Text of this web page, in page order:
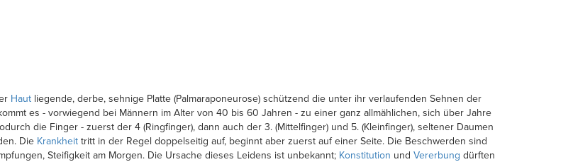
Haut liegende, derbe, sehnige Platte (Palmaraponeurose) schützend die unter ihr verlaufenden Sehnen der
es - vorwiegend bei Männern im Alter von 40 bis 60 Jahren - zu einer ganz allmählichen, sich über Jahre
die Finger - zuerst der 4 (Ringfinger), dann auch der 3. (Mittelfinger) und 5. (Kleinfinger), seltener Daumen
Die Krankheit tritt in der Regel doppelseitig auf, beginnt aber zuerst auf einer Seite. Die Beschwerden sind
Steifigkeit am Morgen. Die Ursache dieses Leidens ist unbekannt; Konstitution und Vererbung dürften